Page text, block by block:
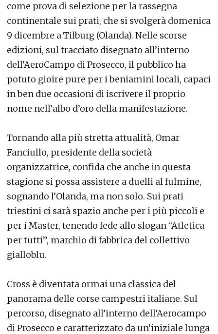
come prova di selezione per la rassegna
continentale sui prati, che si svolgerà domenica
9 dicembre a Tilburg (Olanda). Nelle scorse
edizioni, sul tracciato disegnato all’interno
dell’AeroCampo di Prosecco, il pubblico ha
potuto gioire pure per i beniamini locali, capaci
in ben due occasioni di iscrivere il proprio
nome nell’albo d’oro della manifestazione.
Tornando alla più stretta attualità, Omar
Fanciullo, presidente della società
organizzatrice, confida che anche in questa
stagione si possa assistere a duelli al fulmine,
sognando l’Olanda, ma non solo. Sui prati
triestini ci sarà spazio anche per i più piccoli e
per i Master, tenendo fede allo slogan “Atletica
per tutti”, marchio di fabbrica del collettivo
gialloblu.
Cross è diventata ormai una classica del
panorama delle corse campestri italiane. Sul
percorso, disegnato all’interno dell’Aerocampo
di Prosecco e caratterizzato da un’iniziale lunga